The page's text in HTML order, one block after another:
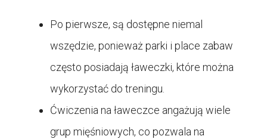
Po pierwsze, są dostępne niemal
wszędzie, ponieważ parki i place zabaw
często posiadają ławeczki, które można
wykorzystać do treningu.
Ćwiczenia na ławeczce angażują wiele
grup mięśniowych, co pozwala na